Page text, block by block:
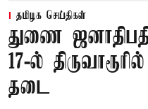
தமிழக செய்திகள்
துணை
17-ல்
தடை